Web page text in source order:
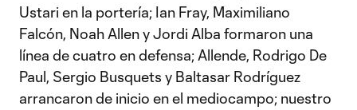
Ustari en la portería; Ian Fray, Maximiliano
Falcón, Noah Allen y Jordi Alba formaron una
línea de cuatro en defensa; Allende, Rodrigo De
Paul, Sergio Busquets y Baltasar Rodríguez
arrancaron de inicio en el mediocampo; nuestro